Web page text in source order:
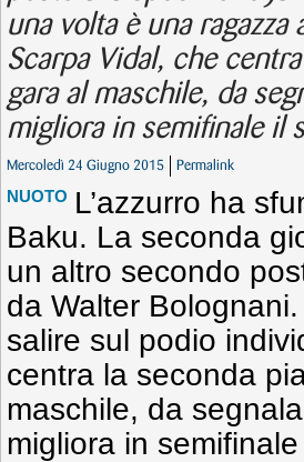
una volta è una
Scarpa Vidal, che
gara al maschile, da
migliora in semifinale il
Mercoledì 24 Giugno 2015 Permalink
NUOTO L’azzurro ha
Baku. La seconda
un altro secondo
da Walter
salire sul podio
centra la seconda
maschile, da
migliora in